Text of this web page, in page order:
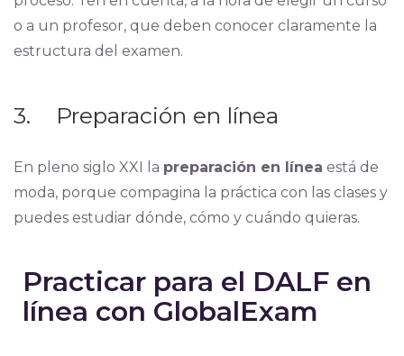
o a un profesor, que deben conocer claramente la
estructura del examen.
3. Preparación en línea
En pleno siglo XXI la preparación en línea está de
moda, porque compagina la práctica con las clases y
puedes estudiar dónde, cómo y cuándo quieras.
Practicar para el DALF en
línea con GlobalExam